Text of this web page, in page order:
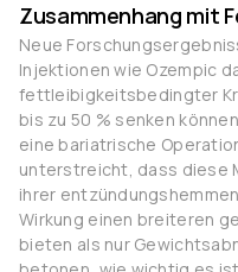
Zusammenhang mit
Neue
Injektionen wie Ozempic
fettleibigkeitsbedingter
bis zu 50 % senken
eine bariatrische
unterstreicht, dass diese
ihrer
Wirkung einen breiteren
bieten als nur